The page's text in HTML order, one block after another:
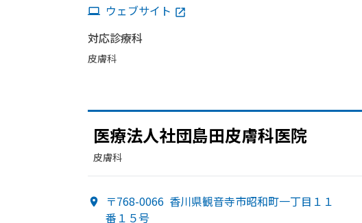
ウェブサイト
対応診療科
皮膚科
医療法人社団島田皮膚科医院
皮膚科
〒768-0066 香川県観音寺市昭和町一丁目１１
番１５号